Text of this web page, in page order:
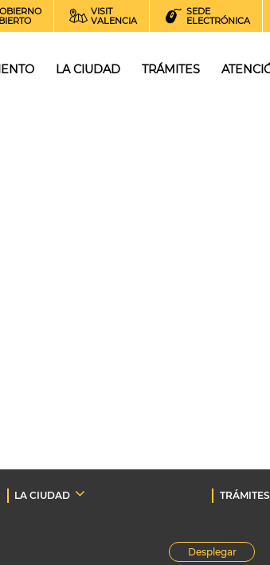
VISIT
VALENCIA
SEDE
ELECTRÓNICA
LA CIUDAD TRÁMITES
LA CIUDAD TRÁMITES
Desplegar